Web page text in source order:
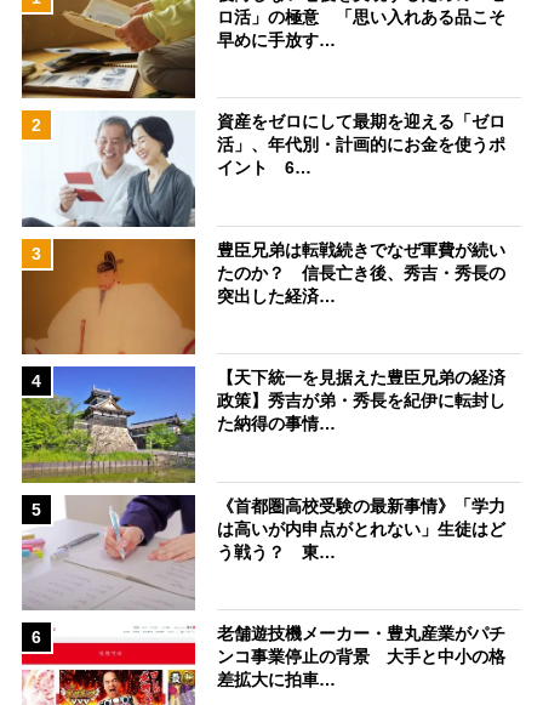
ロ活」の極意 「思い入れある品こそ
早めに手放す…
2
資産をゼロにして最期を迎える「ゼロ
活」、年代別・計画的にお金を使うポ
イント 6…
3
豊臣兄弟は転戦続きでなぜ軍費が続い
たのか？ 信長亡き後、秀吉・秀長の
突出した経済…
4
【天下統一を見据えた豊臣兄弟の経済
政策】秀吉が弟・秀長を紀伊に転封し
た納得の事情…
5
《首都圏高校受験の最新事情》「学力
は高いが内申点がとれない」生徒はど
う戦う？ 東…
6
老舗遊技機メーカー・豊丸産業がパチ
ンコ事業停止の背景 大手と中小の格
差拡大に拍車…